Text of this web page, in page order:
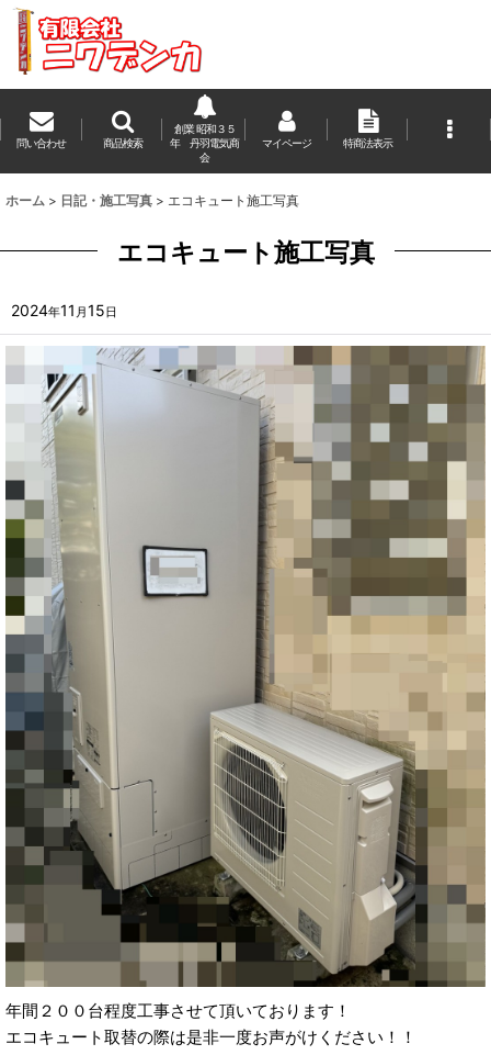
問い合わせ 商品検索
創業 昭和３５
年 丹羽電気商
会
マイページ 特商法表示
ホーム > 日記・施工写真 > エコキュート施工写真
エコキュート施工写真
2024年11 月15日
年間２００台程度工事させて頂いております！
エコキュート取替の際は是非一度お声がけください！！